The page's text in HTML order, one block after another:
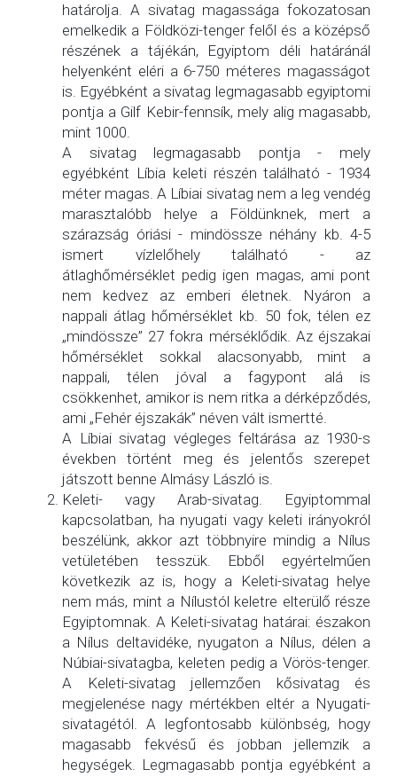
határolja. A sivatag magassága fokozatosan
emelkedik a Földközi-tenger felől és a középső
részének a tájékán, Egyiptom déli határánál
helyenként eléri a 6-750 méteres magasságot
is. Egyébként a sivatag legmagasabb egyiptomi
pontja a Gilf Kebir-fennsík, mely alig magasabb,
mint 1000.
A sivatag legmagasabb pontja - mely
egyébként Líbia keleti részén található - 1934
méter magas. A Líbiai sivatag nem a leg vendég
marasztalóbb helye a Földünknek, mert a
szárazság óriási - mindössze néhány kb. 4-5
ismert vízlelőhely található - az
átlaghőmérséklet pedig igen magas, ami pont
nem kedvez az emberi életnek. Nyáron a
nappali átlag hőmérséklet kb. 50 fok, télen ez
„mindössze” 27 fokra mérséklődik. Az éjszakai
hőmérséklet sokkal alacsonyabb, mint a
nappali, télen jóval a fagypont alá is
csökkenhet, amikor is nem ritka a dérképződés,
ami „Fehér éjszakák” néven vált ismertté.
A Líbiai sivatag végleges feltárása az 1930-s
években történt meg és jelentős szerepet
játszott benne Almásy László is.
Keleti- vagy Arab-sivatag. Egyiptommal
kapcsolatban, ha nyugati vagy keleti irányokról
beszélünk, akkor azt többnyire mindig a Nílus
vetületében tesszük. Ebből egyértelműen
következik az is, hogy a Keleti-sivatag helye
nem más, mint a Nílustól keletre elterülő része
Egyiptomnak. A Keleti-sivatag határai: északon
a Nílus deltavidéke, nyugaton a Nílus, délen a
Núbiai-sivatagba, keleten pedig a Vörös-tenger.
A Keleti-sivatag jellemzően kősivatag és
megjelenése nagy mértékben eltér a Nyugati-
sivatagétól. A legfontosabb különbség, hogy
magasabb fekvésű és jobban jellemzik a
hegységek. Legmagasabb pontja egyébként a